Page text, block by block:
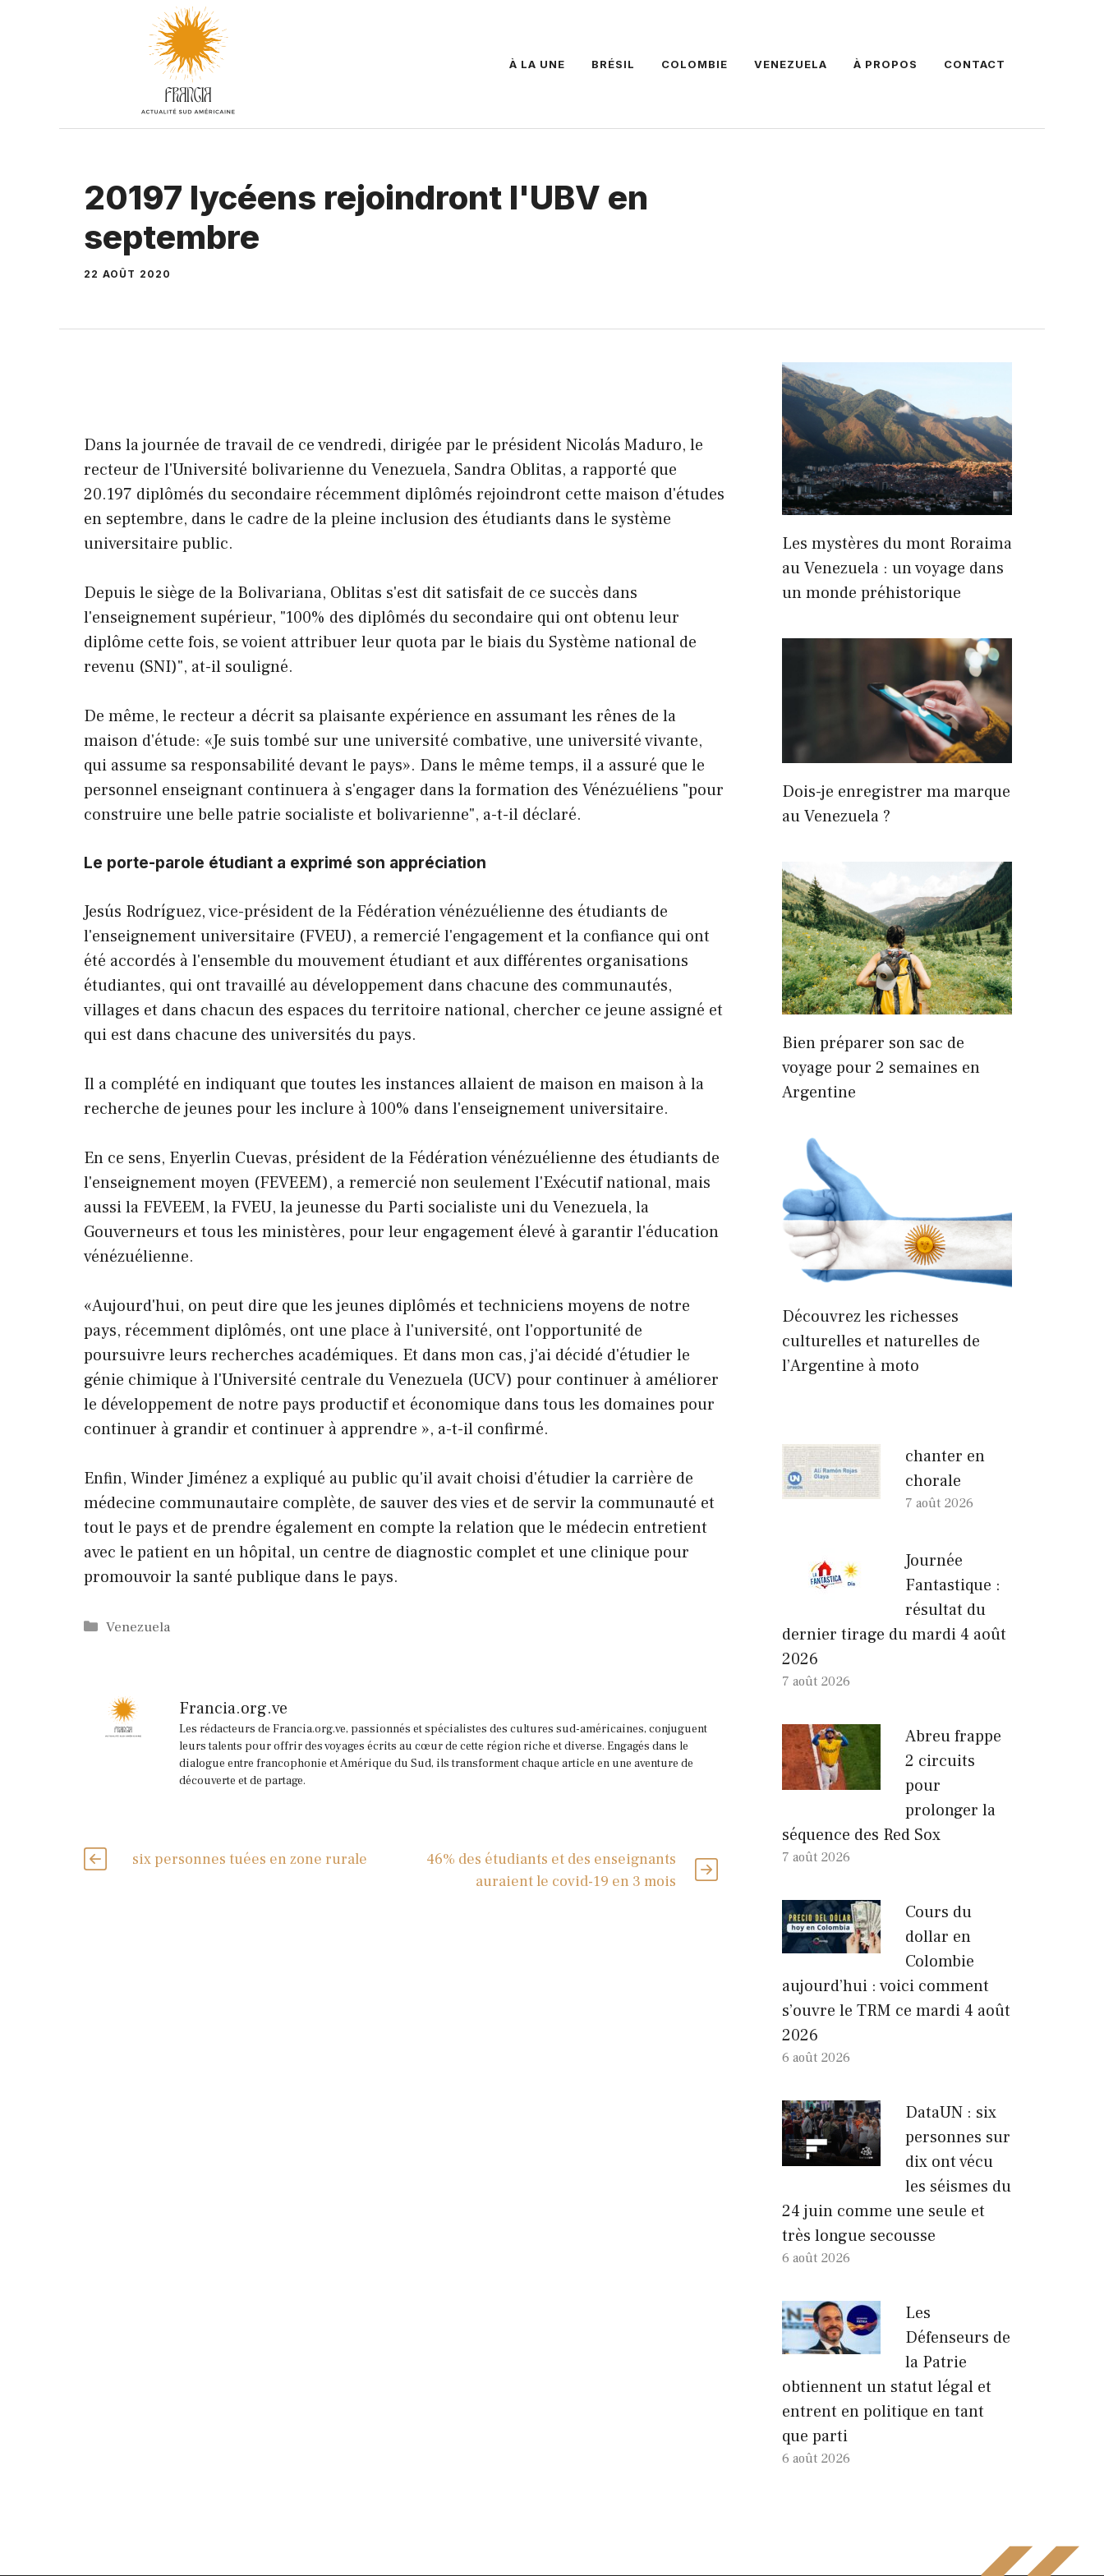
À LA UNE BRÉSIL COLOMBIE VENEZUELA À PROPOS CONTACT
20197 lycéens rejoindront l'UBV en
septembre
22 AOÛT 2020
Dans la journée de travail de ce vendredi, dirigée par le président Nicolás Maduro, le
recteur de l'Université bolivarienne du Venezuela, Sandra Oblitas, a rapporté que
20.197 diplômés du secondaire récemment diplômés rejoindront cette maison d'études
en septembre, dans le cadre de la pleine inclusion des étudiants dans le système
universitaire public.
Depuis le siège de la Bolivariana, Oblitas s'est dit satisfait de ce succès dans
l'enseignement supérieur, "100% des diplômés du secondaire qui ont obtenu leur
diplôme cette fois, se voient attribuer leur quota par le biais du Système national de
revenu (SNI)", at-il souligné.
De même, le recteur a décrit sa plaisante expérience en assumant les rênes de la
maison d'étude: «Je suis tombé sur une université combative, une université vivante,
qui assume sa responsabilité devant le pays». Dans le même temps, il a assuré que le
personnel enseignant continuera à s'engager dans la formation des Vénézuéliens "pour
construire une belle patrie socialiste et bolivarienne", a-t-il déclaré.
Le porte-parole étudiant a exprimé son appréciation
Jesús Rodríguez, vice-président de la Fédération vénézuélienne des étudiants de
l'enseignement universitaire (FVEU), a remercié l'engagement et la confiance qui ont
été accordés à l'ensemble du mouvement étudiant et aux différentes organisations
étudiantes, qui ont travaillé au développement dans chacune des communautés,
villages et dans chacun des espaces du territoire national, chercher ce jeune assigné et
qui est dans chacune des universités du pays.
Il a complété en indiquant que toutes les instances allaient de maison en maison à la
recherche de jeunes pour les inclure à 100% dans l'enseignement universitaire.
En ce sens, Enyerlin Cuevas, président de la Fédération vénézuélienne des étudiants de
l'enseignement moyen (FEVEEM), a remercié non seulement l'Exécutif national, mais
aussi la FEVEEM, la FVEU, la jeunesse du Parti socialiste uni du Venezuela, la
Gouverneurs et tous les ministères, pour leur engagement élevé à garantir l'éducation
vénézuélienne.
«Aujourd'hui, on peut dire que les jeunes diplômés et techniciens moyens de notre
pays, récemment diplômés, ont une place à l'université, ont l'opportunité de
poursuivre leurs recherches académiques. Et dans mon cas, j'ai décidé d'étudier le
génie chimique à l'Université centrale du Venezuela (UCV) pour continuer à améliorer
le développement de notre pays productif et économique dans tous les domaines pour
continuer à grandir et continuer à apprendre », a-t-il confirmé.
Enfin, Winder Jiménez a expliqué au public qu'il avait choisi d'étudier la carrière de
médecine communautaire complète, de sauver des vies et de servir la communauté et
tout le pays et de prendre également en compte la relation que le médecin entretient
avec le patient en un hôpital, un centre de diagnostic complet et une clinique pour
promouvoir la santé publique dans le pays.
Catégories
Venezuela
Francia.org.ve
Les rédacteurs de Francia.org.ve, passionnés et spécialistes des cultures sud-américaines, conjuguent
leurs talents pour offrir des voyages écrits au cœur de cette région riche et diverse. Engagés dans le
dialogue entre francophonie et Amérique du Sud, ils transforment chaque article en une aventure de
découverte et de partage.
six personnes tuées en zone rurale
46% des étudiants et des enseignants
auraient le covid-19 en 3 mois
Les mystères du mont Roraima
au Venezuela : un voyage dans
un monde préhistorique
Dois-je enregistrer ma marque
au Venezuela ?
Bien préparer son sac de
voyage pour 2 semaines en
Argentine
Découvrez les richesses
culturelles et naturelles de
l’Argentine à moto
chanter en
chorale
7 août 2026
Journée
Fantastique :
résultat du
dernier tirage du mardi 4 août
2026
7 août 2026
Abreu frappe
2 circuits
pour
prolonger la
séquence des Red Sox
7 août 2026
Cours du
dollar en
Colombie
aujourd’hui : voici comment
s’ouvre le TRM ce mardi 4 août
2026
6 août 2026
DataUN : six
personnes sur
dix ont vécu
les séismes du
24 juin comme une seule et
très longue secousse
6 août 2026
Les
Défenseurs de
la Patrie
obtiennent un statut légal et
entrent en politique en tant
que parti
6 août 2026